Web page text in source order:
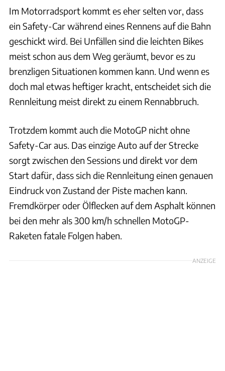
Im Motorradsport kommt es eher selten vor, dass
ein Safety-Car während eines Rennens auf die Bahn
geschickt wird. Bei Unfällen sind die leichten Bikes
meist schon aus dem Weg geräumt, bevor es zu
brenzligen Situationen kommen kann. Und wenn es
doch mal etwas heftiger kracht, entscheidet sich die
Rennleitung meist direkt zu einem Rennabbruch.
Trotzdem kommt auch die MotoGP nicht ohne
Safety-Car aus. Das einzige Auto auf der Strecke
sorgt zwischen den Sessions und direkt vor dem
Start dafür, dass sich die Rennleitung einen genauen
Eindruck von Zustand der Piste machen kann.
Fremdkörper oder Ölflecken auf dem Asphalt können
bei den mehr als 300 km/h schnellen MotoGP-
Raketen fatale Folgen haben.
ANZEIGE